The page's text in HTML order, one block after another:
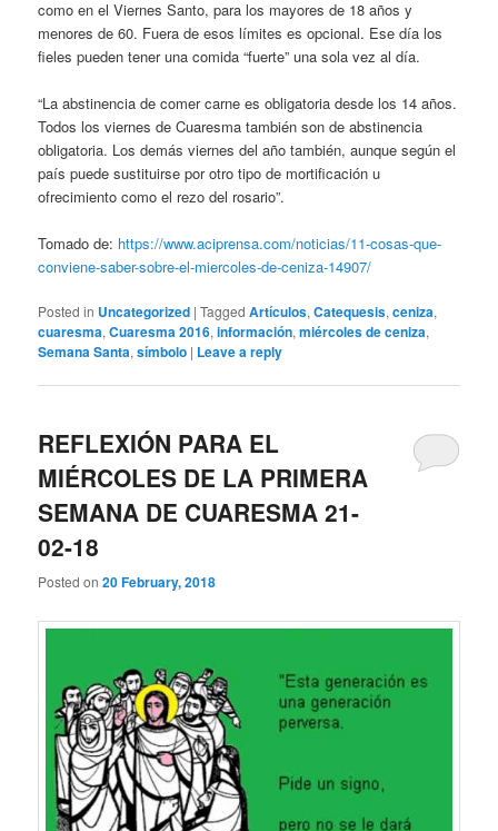
como en el Viernes Santo, para los mayores de 18 años y
menores de 60. Fuera de esos límites es opcional. Ese día los
fieles pueden tener una comida “fuerte” una sola vez al día.
“La abstinencia de comer carne es obligatoria desde los 14 años.
Todos los viernes de Cuaresma también son de abstinencia
obligatoria. Los demás viernes del año también, aunque según el
país puede sustituirse por otro tipo de mortificación u
ofrecimiento como el rezo del rosario”.
Tomado de: https://www.aciprensa.com/noticias/11-cosas-que-
conviene-saber-sobre-el-miercoles-de-ceniza-14907/
Posted in Uncategorized |Tagged Artículos,Catequesis,ceniza,
cuaresma,Cuaresma 2016,información,miércoles de ceniza,
Semana Santa,símbolo | Leave a reply
REFLEXIÓN PARA EL
MIÉRCOLES DE LA PRIMERA
SEMANA DE CUARESMA 21-
02-18
Posted on20 February, 2018